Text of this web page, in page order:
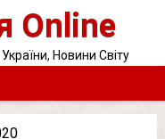
Online
Новини Світу